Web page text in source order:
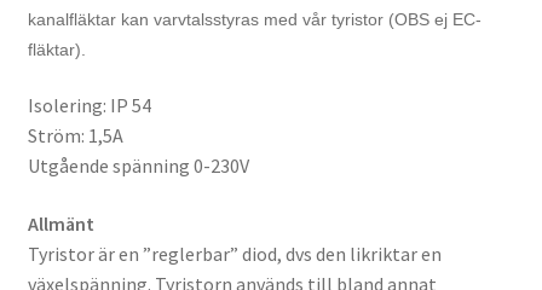
kanalfläktar kan varvtalsstyras med vår tyristor (OBS ej EC-
fläktar).
Isolering: IP 54
Ström: 1,5A
Utgående spänning 0-230V
Allmänt
Tyristor är en ”reglerbar” diod, dvs den likriktar en
växelspänning. Tyristorn används till bland annat